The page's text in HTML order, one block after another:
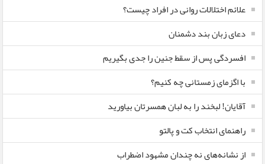
علائم اختلالات روانی در افراد چیست؟
دعای زبان بند دشمنان
افسردگی پس از سقط جنین را جدی بگیریم
با اگزمای زمستانی چه کنیم؟
آقایان! لبخند را به لبان همسرتان بیاورید
راهنمای انتخاب کت و پالتو
از نشانه‌های نه چندان مشهود اضطراب